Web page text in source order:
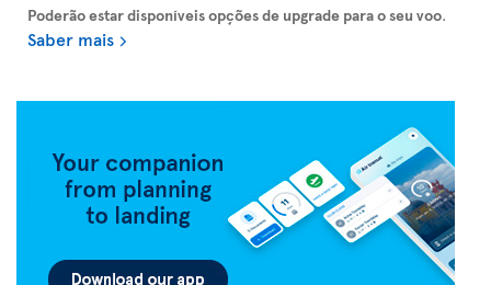
Poderão estar disponíveis opções de upgrade para o seu voo.
Saber mais